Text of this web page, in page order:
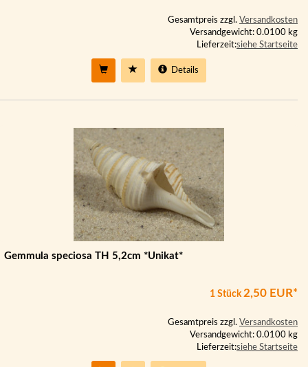
Gesamtpreis zzgl. Versandkosten
Versandgewicht: 0.0100 kg
Lieferzeit:siehe Startseite
Details
Gemmula speciosa TH 5,2cm *Unikat*
1 Stück 2,50 EUR*
Gesamtpreis zzgl. Versandkosten
Versandgewicht: 0.0100 kg
Lieferzeit:siehe Startseite